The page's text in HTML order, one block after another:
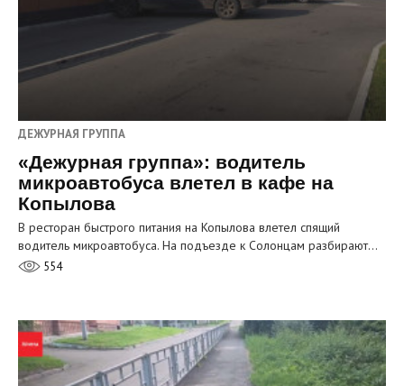
ДЕЖУРНАЯ ГРУППА
«Дежурная группа»: водитель
микроавтобуса влетел в кафе на
Копылова
В ресторан быстрого питания на Копылова влетел спящий
водитель микроавтобуса. На подъезде к Солонцам разбирают…
554